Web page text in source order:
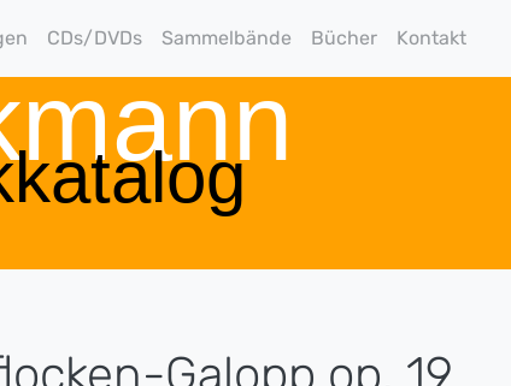
CDs/DVDs Sammelbände Bücher Kontakt
Galopp op. 19